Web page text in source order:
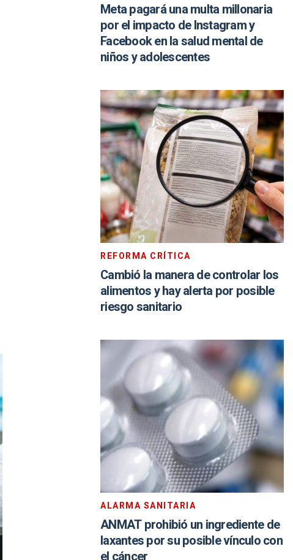
Meta pagará una multa millonaria
por el impacto de Instagram y
Facebook en la salud mental de
niños y adolescentes
REFORMA CRÍTICA
Cambió la manera de controlar los
alimentos y hay alerta por posible
riesgo sanitario
ALARMA SANITARIA
ANMAT prohibió un ingrediente de
laxantes por su posible vínculo con